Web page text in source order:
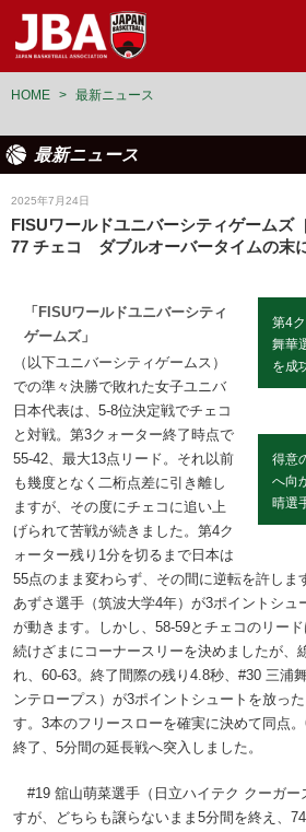
HOME > 最新ニュース
最新ニュース
2025年7月24日
FISUワールドユニバーシティゲームズ
77 チェコ ダブルオーバータイムの末
第4
舞華
を成
得意
へ向
晴選
「FISUワールドユニバーシティ
ゲームズ」
（以下ユニバーシティゲームス）
での準々決勝で敗れた女子ユニバ
日本代表は、5-8位決定戦でチェコ
と対戦。第3クォーター終了時点で
55-42、最大13点リード。それ以前
も幾度となく二桁点差に引き離し
ますが、その度にチェコに追い上
げられて苦戦が続きました。第4ク
ォーター残り1分を切るまで日本は
55点のまま変わらず、その間に逆転を許しま
あずさ選手（筑波大学4年）が3ポイントシュ
が動きます。しかし、58-59とチェコのリー
続けざまにコーナースリーを決めましたが、
れ、60-63。終了間際の残り4.8秒、#30 三浦
ンテロープス）が3ポイントシュートを放っ
す。3本のフリースローを確実に決めて同点
終了、5分間の延長戦へ突入しました。
#19 舘山萌菜選手（日立ハイテク クーガー
すが、どちらも譲らないまま5分間を終え、